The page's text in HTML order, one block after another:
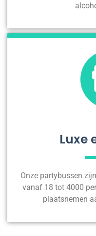
Luxe
Onze partybussen
vanaf 18 tot 4000
plaatsnemen